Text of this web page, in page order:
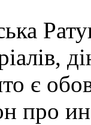
є
про